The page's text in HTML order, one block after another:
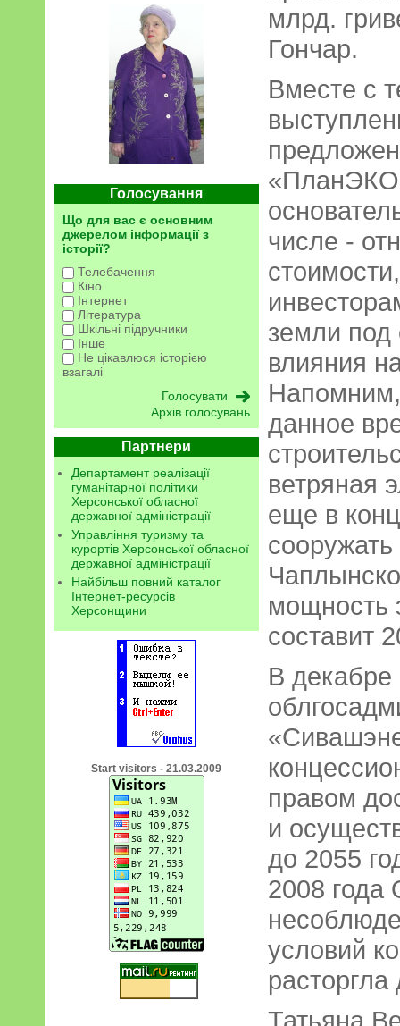
Голосування
Що для вас є основним
джерелом інформації з
історії?
Телебачення
Кіно
Інтернет
Література
Шкільні підручники
Інше
Не цікавлюся історією
взагалі
Архів голосувань
Партнери
Департамент реалізації
гуманітарної політики
Херсонської обласної
державної адміністрації
Управління туризму та
курортів Херсонської обласної
державної адміністрації
Найбільш повний каталог
Інтернет-ресурсів
Херсонщини
Start visitors - 21.03.2009
млрд.
Гончар.
Вместе с
числе -
земли под
влияния
данное
ветряная
еще в
сооружать
мощность
составит
В декабре
правом
и
до 2055
2008 года
условий
расторгла